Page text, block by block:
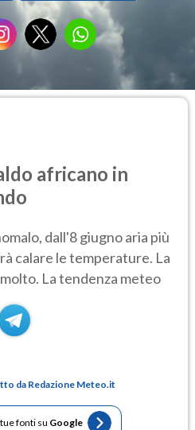
africano in
dall'8 giugno aria più
calare le temperature. La
La tendenza meteo
da Redazione Meteo.it
fonti su Google